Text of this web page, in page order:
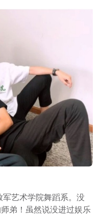
艺术学院舞蹈系。没
弟！虽然说没进过娱乐